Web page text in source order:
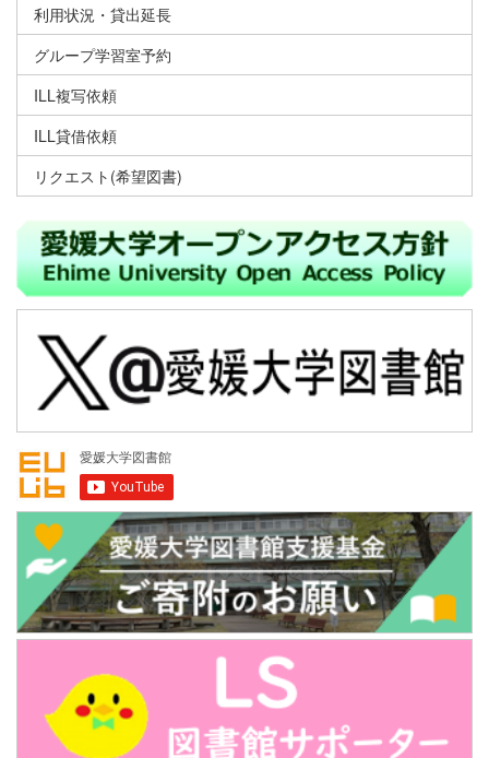
利用状況・貸出延長
グループ学習室予約
ILL複写依頼
ILL貸借依頼
リクエスト(希望図書)